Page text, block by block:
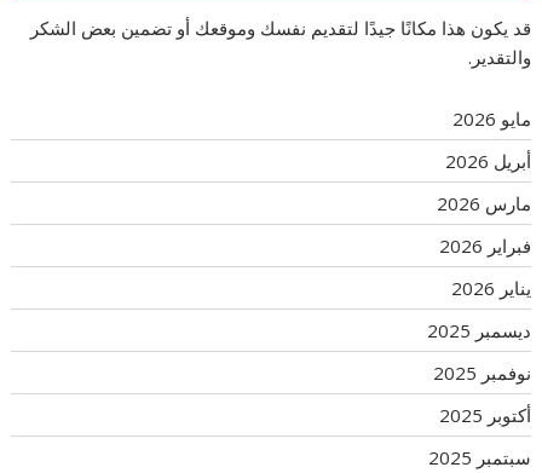
قد يكون هذا مكانًا جيدًا لتقديم نفسك وموقعك أو تضمين بعض الشكر
والتقدير.
مايو 2026
أبريل 2026
مارس 2026
فبراير 2026
يناير 2026
ديسمبر 2025
نوفمبر 2025
أكتوبر 2025
سبتمبر 2025